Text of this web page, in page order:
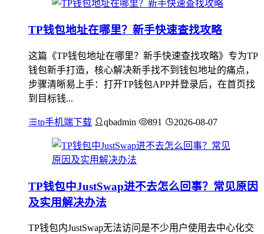
TP钱包地址在哪里？新手快速查找攻略
这篇《TP钱包地址在哪里？新手快速查找攻略》专为TP
钱包新手打造，核心解决新手找不到钱包地址的痛点，
步骤清晰易上手：打开TP钱包APP并登录后，在首页找
到目标钱...
tp手机端下载 qbadmin 891 2026-08-07
TP钱包中JustSwap进不去怎么回事？常见原因
及实用解决办法
TP钱包内JustSwap无法访问是不少用户使用去中心化交